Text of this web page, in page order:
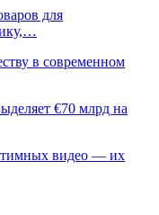
для
в современном
€70 млрд на
видео — их